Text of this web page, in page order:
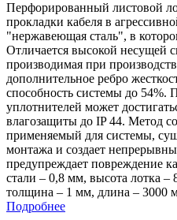
Перфорированный листовой
прокладки кабеля в
"нержавеющая сталь", в
Отличается высокой несущей
производимая при
дополнительное ребро
способность системы до
уплотнителей может
влагозащиты до IP 44. Метод
применяемый для системы,
монтажа и создает
предупреждает повреждение
стали – 0,8 мм, высота лотка
толщина – 1 мм, длина – 3000
Подробнее